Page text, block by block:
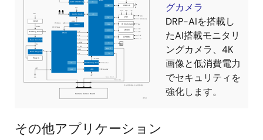
グカメラ
DRP-AIを搭載し
たAI搭載モニタリ
ングカメラ、4K
画像と低消費電力
でセキュリティを
強化します。
その他アプリケーション